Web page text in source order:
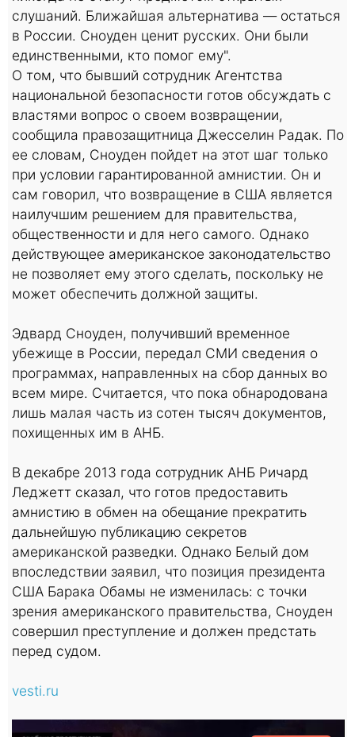
слушаний. Ближайшая альтернатива — остаться
в России. Сноуден ценит русских. Они были
единственными, кто помог ему".
О том, что бывший сотрудник Агентства
национальной безопасности готов обсуждать с
властями вопрос о своем возвращении,
сообщила правозащитница Джесселин Радак. По
ее словам, Сноуден пойдет на этот шаг только
при условии гарантированной амнистии. Он и
сам говорил, что возвращение в США является
наилучшим решением для правительства,
общественности и для него самого. Однако
действующее американское законодательство
не позволяет ему этого сделать, поскольку не
может обеспечить должной защиты.
Эдвард Сноуден, получивший временное
убежище в России, передал СМИ сведения о
программах, направленных на сбор данных во
всем мире. Считается, что пока обнародована
лишь малая часть из сотен тысяч документов,
похищенных им в АНБ.
В декабре 2013 года сотрудник АНБ Ричард
Леджетт сказал, что готов предоставить
амнистию в обмен на обещание прекратить
дальнейшую публикацию секретов
американской разведки. Однако Белый дом
впоследствии заявил, что позиция президента
США Барака Обамы не изменилась: с точки
зрения американского правительства, Сноуден
совершил преступление и должен предстать
перед судом.
vesti.ru